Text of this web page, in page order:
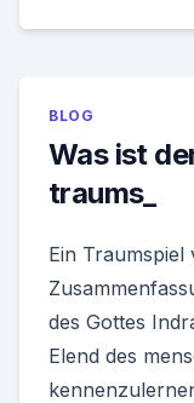
BLOG
Was ist
traums_
Ein
des Gottes
Elend des